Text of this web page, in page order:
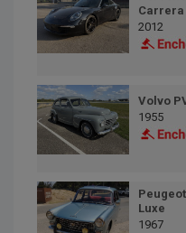
Carrera
2012
Volvo
1955
Luxe
1967